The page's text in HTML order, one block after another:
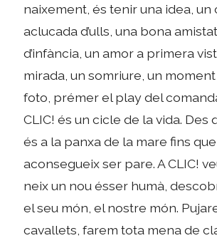
naixement, és tenir una idea, un
aclucada d’ulls, una bona
d’infància, un amor a primera
mirada, un somriure, un
foto, prémer el play del
CLIC! és un cicle de la vida. Des
és a la panxa de la mare fins que
aconsegueix ser pare. A CLIC!
neix un nou ésser humà,
el seu món, el nostre món.
cavallets, farem tota mena de